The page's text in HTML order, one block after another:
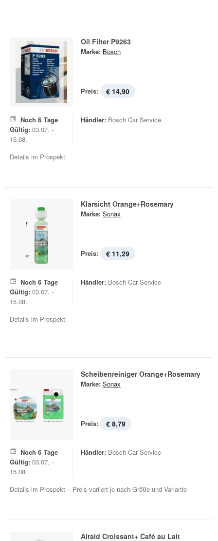
Oil Filter P9263
Marke: Bosch
Preis: € 14,90
Noch 6 Tage
Gültig: 03.07. -
15.08.
Händler: Bosch Car Service
Details im Prospekt
Klarsicht Orange+Rosemary
Marke: Sonax
Preis: € 11,29
Noch 6 Tage
Gültig: 03.07. -
15.08.
Händler: Bosch Car Service
Details im Prospekt
Scheibenreiniger Orange+Rosemary
Marke: Sonax
Preis: € 8,79
Noch 6 Tage
Gültig: 03.07. -
15.08.
Händler: Bosch Car Service
Details im Prospekt – Preis variiert je nach Größe und Variante
Airaid Croissant+ Café au Lait